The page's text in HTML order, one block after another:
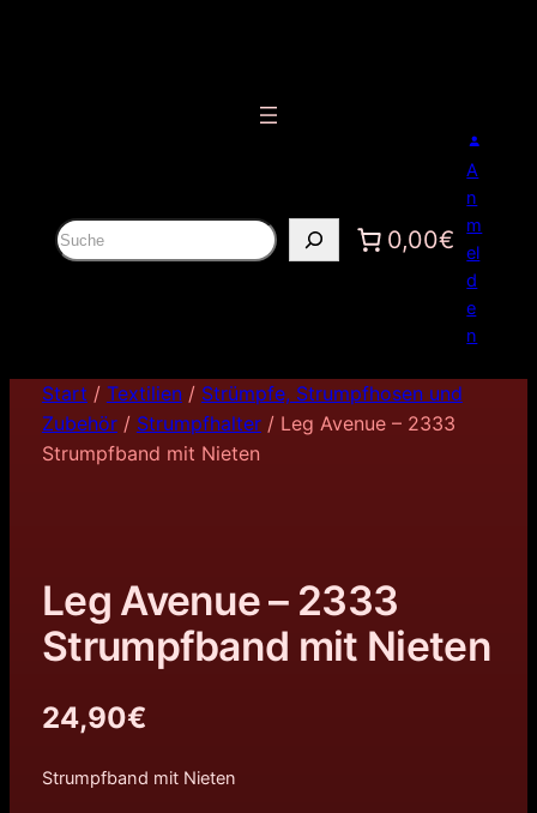
S
u
0,00€
A
n
m
el
d
e
n
Start / Textilien/ Strümpfe, Strumpfhosen und
Zubehör/ Strumpfhalter/ Leg Avenue – 2333
Strumpfband mit Nieten
Leg Avenue – 2333
Strumpfband mit Nieten
24,90€
Strumpfband mit Nieten